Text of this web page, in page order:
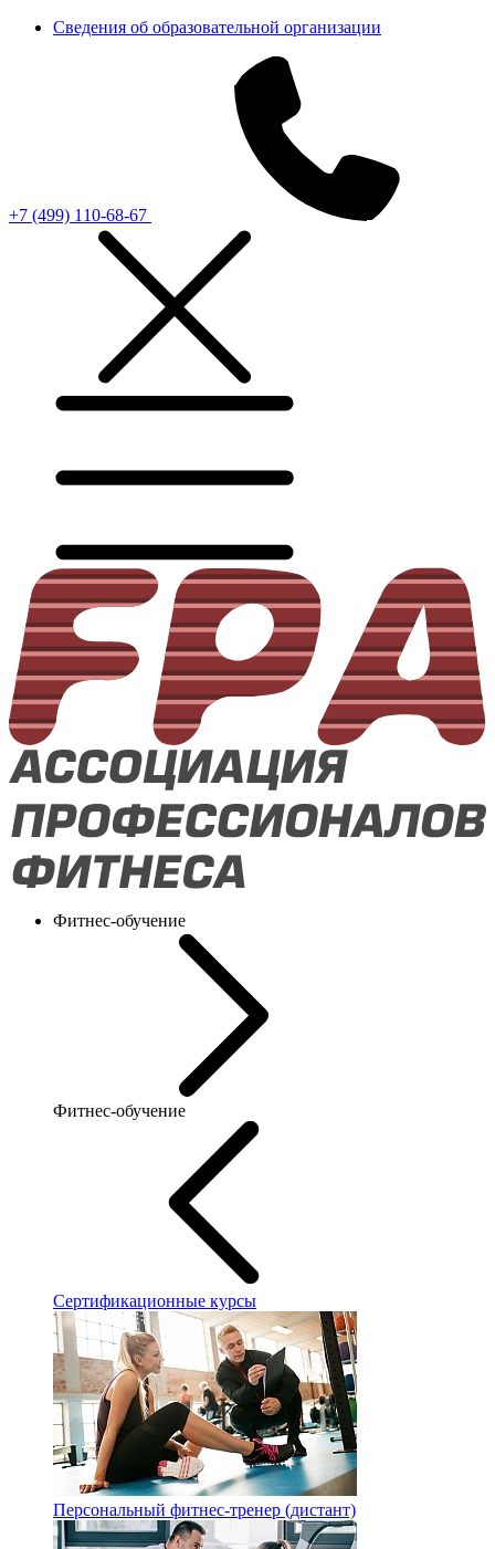
Сведения об образовательной организации
+7 (499) 110-68-67
Фитнес-обучение
Фитнес-обучение
Сертификационные курсы
Персональный фитнес-тренер (дистант)